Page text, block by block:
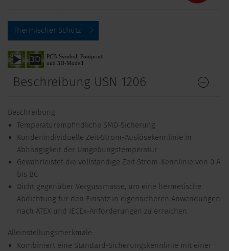
Thermischer Schutz
Beschreibung USN 1206
Beschreibung
Temperaturempfindliche SMD-Sicherung
Kundenindividuelle Zeit-Strom-Auslösekennlinie in
Abhängigkeit der Umgebungstemperatur
Gewährleistet die vollständige Zeit-Strom-Kennlinie von 0 A
bis BC
Dicht gegenüber Vergussmasse, um eine hermetische
Abdichtung für den Einsatz in eigensicheren Anwendungen
nach ATEX und IECEx-Anforderungen zu erreichen.
Alleinstellungsmerkmale
Kombiniert eine Standard-Sicherungskennlinie mit einer